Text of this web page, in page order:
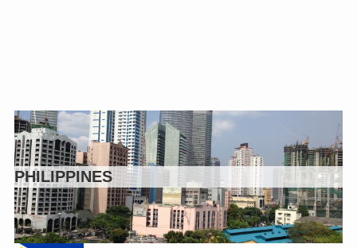
PHILIPPINES